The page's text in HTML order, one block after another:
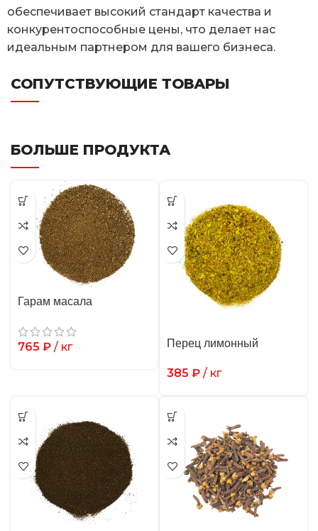
обеспечивает высокий стандарт качества и
конкурентоспособные цены, что делает нас
идеальным партнером для вашего бизнеса.
СОПУТСТВУЮЩИЕ ТОВАРЫ
БОЛЬШЕ ПРОДУКТА
Гарам масала
765 ₽ / кг Перец лимонный
385 ₽ / кг